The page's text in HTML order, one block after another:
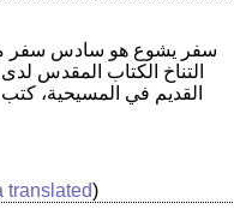
التناخ الكتاب المقدس لدى
القديم في المسيحية،
translated)